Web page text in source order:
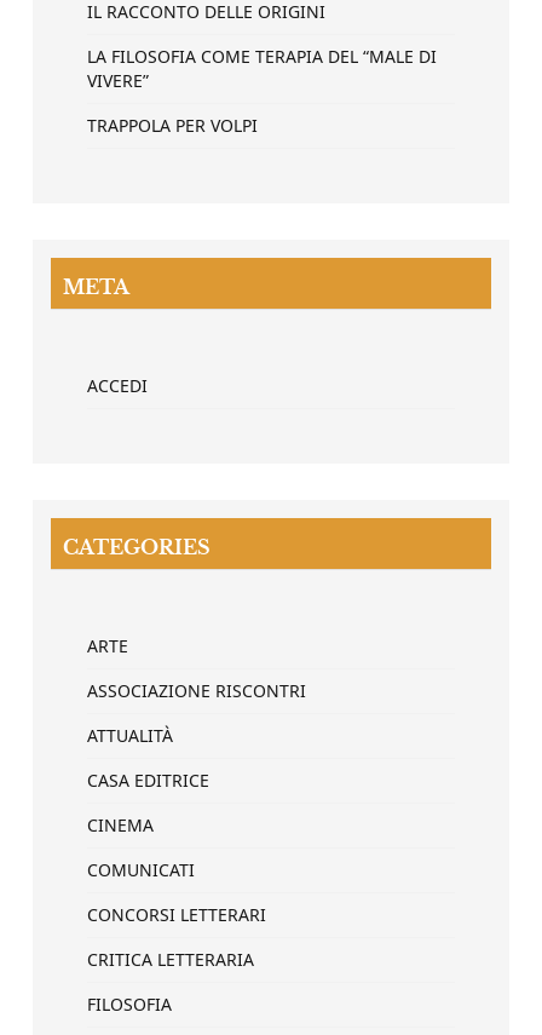
IL RACCONTO DELLE ORIGINI
LA FILOSOFIA COME TERAPIA DEL “MALE DI
VIVERE”
TRAPPOLA PER VOLPI
META
ACCEDI
CATEGORIES
ARTE
ASSOCIAZIONE RISCONTRI
ATTUALITÀ
CASA EDITRICE
CINEMA
COMUNICATI
CONCORSI LETTERARI
CRITICA LETTERARIA
FILOSOFIA